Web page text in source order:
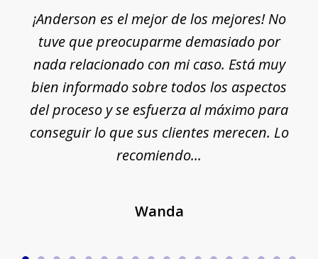
¡Anderson es el mejor de los mejores! No
tuve que preocuparme demasiado por
nada relacionado con mi caso. Está muy
bien informado sobre todos los aspectos
del proceso y se esfuerza al máximo para
conseguir lo que sus clientes merecen. Lo
recomiendo...
Wanda